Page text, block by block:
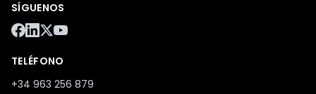
SÍGUENOS
TELÉFONO
+34 963 256 879